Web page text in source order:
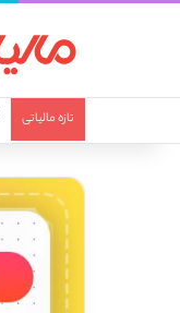
تازه مالیاتی